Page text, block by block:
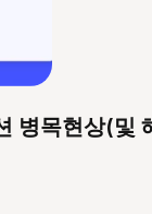
병목현상(및